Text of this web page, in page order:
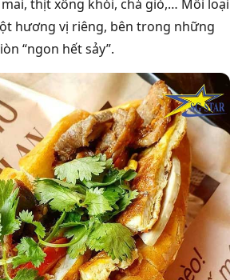
thịt xông khói, chả giò,… Mỗi loại
hương vị riêng, bên trong những
“ngon hết sảy”.